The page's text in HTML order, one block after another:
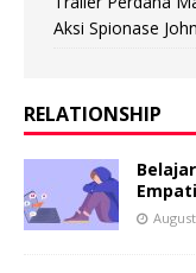
Aksi Spionase
RELATIONSHIP